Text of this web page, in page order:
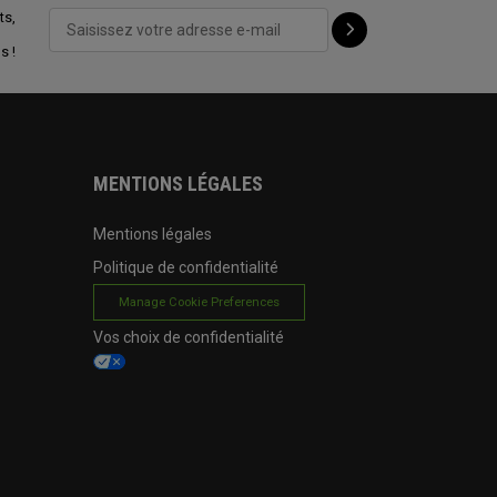
!
MENTIONS LÉGALES
Mentions légales
Politique de confidentialité
Manage Cookie Preferences
Vos choix de confidentialité